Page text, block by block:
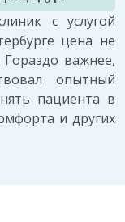
с услугой
цена не
важнее,
опытный
пациента в
и других